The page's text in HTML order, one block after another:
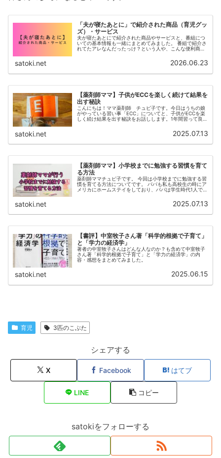
「夫が寝たあとに」で紹介された商品（育児グッ
ズ）・サービス
夫が寝たあとにで紹介された商品やサービスと、番組につ
いての基本情報も一緒にまとめてみました。 番組で紹介さ
れてたアレなんだったっけ？という人や、こんな便利商品
satoki.net 2026.06.23
【薬剤師ママ】子供がECCを楽しく続けて結果を
出す秘訣
こんにちは！ママ薬剤師 チュピ子です。今日はうちの娘
がやっている習い事「ECC」についてと、子供がECCを楽
しく続け結果を出す秘訣をお話しします。1年間習って良か
satoki.net 2025.07.13
【薬剤師ママ】小学校までに勉強する習慣を育て
る方法
薬剤師ママチュピ子です。 今回は小学校までに勉強する習
慣を育てる方法についてです。 パパも私も高校生の時にア
メリカにホームステイをしており、パパは学生時代1人で世
な事をしてきて、どんな成功体験があったのか、それぞれ
satoki.net 2025.07.13
【書評】中室牧子さん著「科学的根拠で子育て」
と「学力の経済学」
著者の中室牧子さんはどんな人なのか？も含めて中室牧子
さん著「科学的根拠で子育て」と「学力の経済学」の内
容・感想をまとめてみました。
satoki.net 2025.06.15
育児 3匹のこぶた
シェアする
X Facebook はてブ
LINE コピー
satokiをフォローする